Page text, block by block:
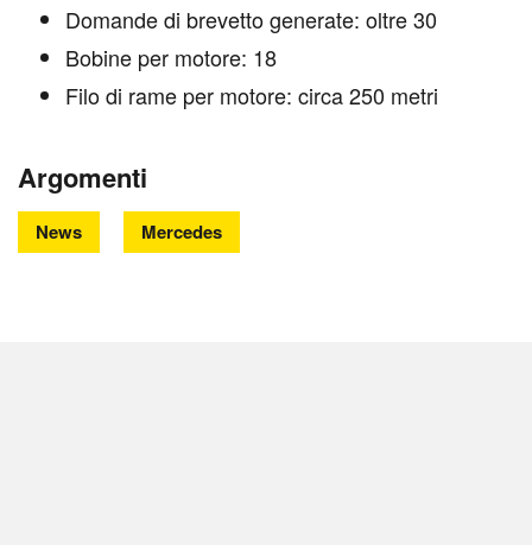
Domande di brevetto generate: oltre 30
Bobine per motore: 18
Filo di rame per motore: circa 250 metri
Argomenti
News Mercedes